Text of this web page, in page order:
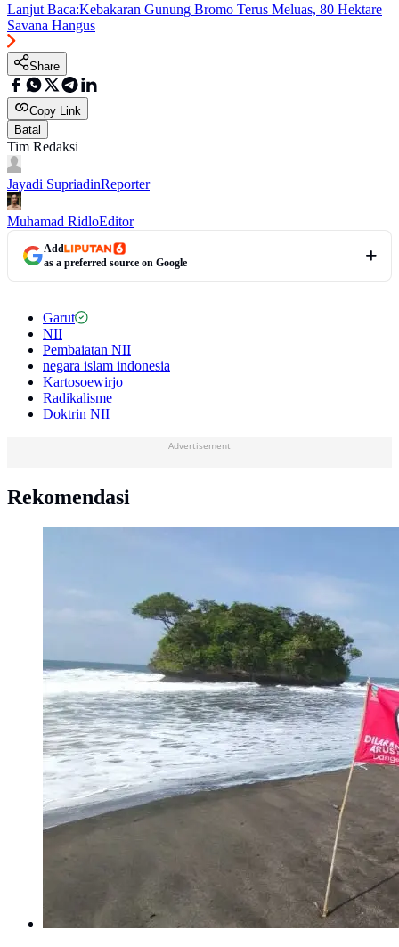
Lanjut Baca:Kebakaran Gunung Bromo Terus Meluas, 80 Hektare
Savana Hangus
Share
Copy Link
Batal
Tim Redaksi
Jayadi SupriadinReporter
Muhamad RidloEditor
Add
as a preferred source on Google
Garut
NII
Pembaiatan NII
negara islam indonesia
Kartosoewirjo
Radikalisme
Doktrin NII
Advertisement
Rekomendasi